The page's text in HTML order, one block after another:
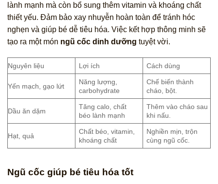
lành mạnh mà còn bổ sung thêm vitamin và khoáng chất
thiết yếu. Đảm bảo xay nhuyễn hoàn toàn để tránh hóc
nghẹn và giúp bé dễ tiêu hóa. Việc kết hợp thông minh sẽ
tạo ra một món ngũ cốc dinh dưỡng tuyệt vời.
Nguyên liệu Lợi ích Cách dùng
Yến mạch, gạo lứt
Năng lượng,
carbohydrate
Chế biến thành
cháo, bột.
Dầu ăn dặm
Tăng calo, chất
béo lành mạnh
Thêm vào cháo sau
khi nấu.
Hạt, quả
Chất béo, vitamin,
khoáng chất
Nghiền mịn, trộn
cùng ngũ cốc.
Ngũ cốc giúp bé tiêu hóa tốt